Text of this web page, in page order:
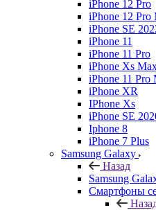
iPhone 12 Pro
iPhone 12 Pro
iPhone SE
iPhone 11
iPhone 11 Pro
iPhone Xs
iPhone 11 Pro
iPhone XR
IPhone Xs
iPhone SE
Iphone 8
iPhone 7 Plus
Samsung Galaxy
Назад
Samsung
Смартфоны